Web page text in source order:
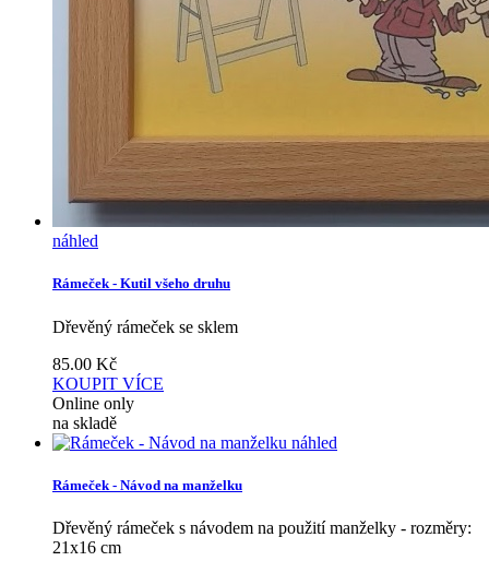
náhled
Rámeček - Kutil všeho druhu
Dřevěný rámeček se sklem
85.00 Kč
KOUPIT VÍCE
Online only
na skladě
náhled
Rámeček - Návod na manželku
Dřevěný rámeček s návodem na použití manželky - rozměry:
21x16 cm